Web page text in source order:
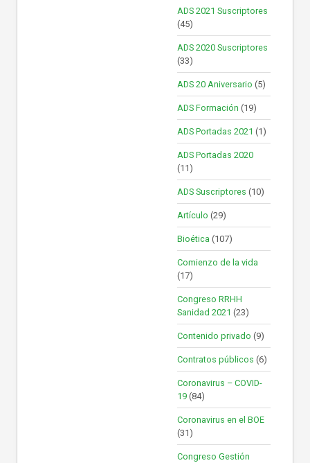
ADS 2021 Suscriptores
(45)
ADS 2020 Suscriptores
(33)
ADS 20 Aniversario (5)
ADS Formación (19)
ADS Portadas 2021 (1)
ADS Portadas 2020
(11)
ADS Suscriptores (10)
Artículo (29)
Bioética (107)
Comienzo de la vida
(17)
Congreso RRHH
Sanidad 2021 (23)
Contenido privado (9)
Contratos públicos (6)
Coronavirus – COVID-
19 (84)
Coronavirus en el BOE
(31)
Congreso Gestión